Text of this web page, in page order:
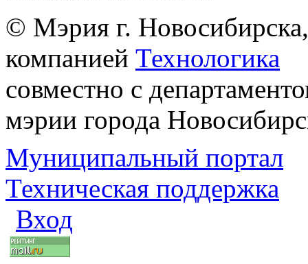
© Мэрия г.
компанией Технологика
совместно с
мэрии города
Муниципальный портал
Техническая поддержка
Вход